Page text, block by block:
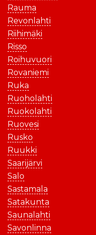
Rauma
Revonlahti
Riihimäki
Risso
Roihuvuori
Rovaniemi
Ruka
Ruoholahti
Ruokolahti
Ruovesi
Rusko
Ruukki
Saarijärvi
Salo
Sastamala
Satakunta
Saunalahti
Savonlinna